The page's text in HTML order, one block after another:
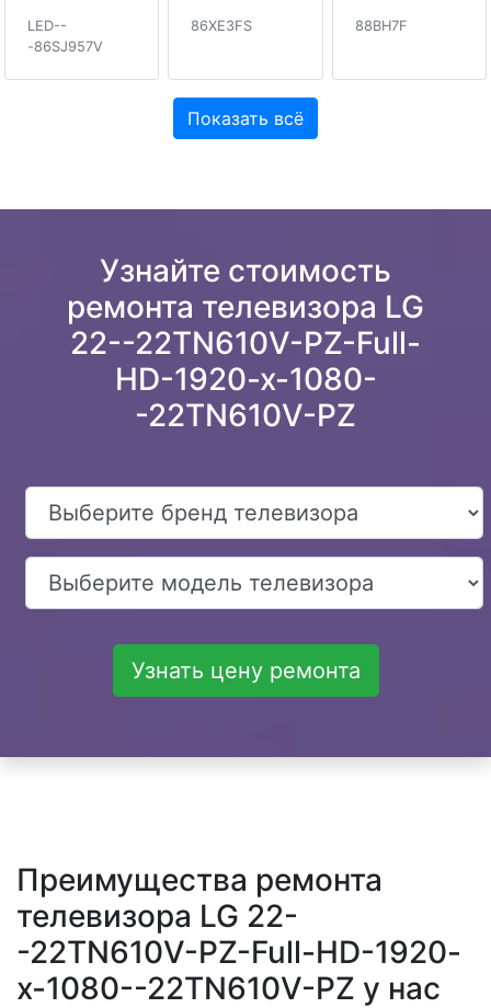
LED--
-86SJ957V
86XE3FS 88BH7F
Показать всё
Узнайте стоимость
ремонта телевизора LG
22--22TN610V-PZ-Full-
HD-1920-x-1080-
-22TN610V-PZ
Узнать цену ремонта
Преимущества ремонта
телевизора LG 22-
-22TN610V-PZ-Full-HD-1920-
x-1080--22TN610V-PZ у нас